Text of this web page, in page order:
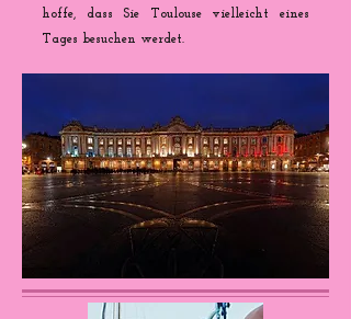
hoffe, dass Sie Toulouse vielleicht eines
Tages besuchen werdet.